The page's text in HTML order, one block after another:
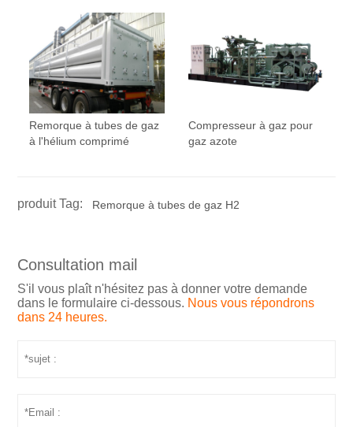
Remorque à tubes de gaz
à l'hélium comprimé
Compresseur à gaz pour
gaz azote
produit Tag: Remorque à tubes de gaz H2
Consultation mail
S'il vous plaît n'hésitez pas à donner votre demande
dans le formulaire ci-dessous. Nous vous répondrons
dans 24 heures.